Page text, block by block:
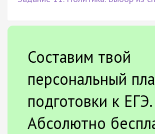
Составим твой
персональный
подготовки к ЕГЭ.
Абсолютно